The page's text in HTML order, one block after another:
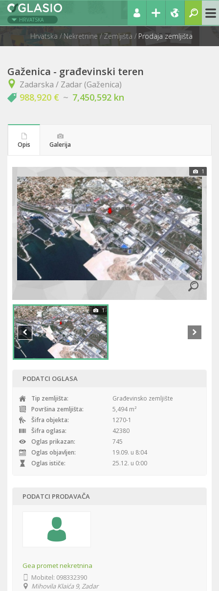
HRVATSKA
Hrvatska Nekretnine Zemljišta Prodaja zemljišta
Gaženica - građevinski teren
Zadarska / Zadar (Gaženica)
988,920 € ~ 7,450,592 kn
Opis Galerija
1
1
PODATCI OGLASA
Tip zemljišta:
Građevinsko zemljište
Površina zemljišta:
5,494 m²
Šifra objekta:
1270-1
Šifra oglasa:
42380
Oglas prikazan:
745
Oglas objavljen:
19.09. u 8:04
Oglas ističe:
25.12. u 0:00
PODATCI PRODAVAČA
Gea promet nekretnina
Mobitel: 098332390
Mihovila Klaića 9, Zadar